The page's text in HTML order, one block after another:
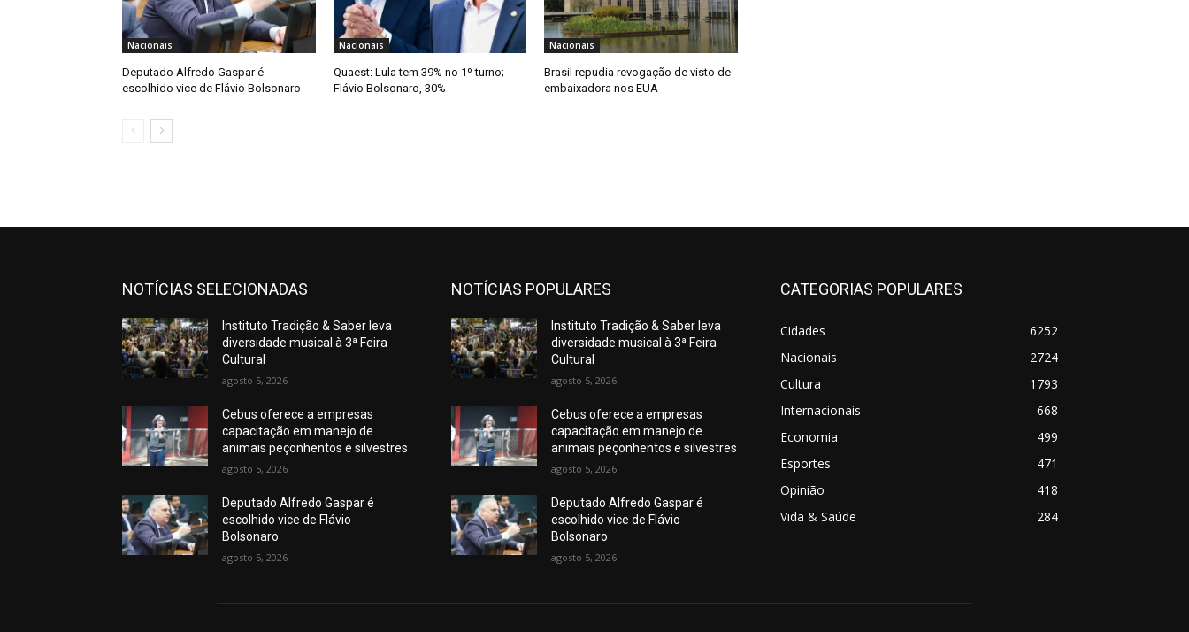
Nacionais
Deputado Alfredo Gaspar é
escolhido vice de Flávio Bolsonaro
Nacionais
Quaest: Lula tem 39% no 1º turno;
Flávio Bolsonaro, 30%
Nacionais
Brasil repudia revogação de visto de
embaixadora nos EUA
NOTÍCIAS SELECIONADAS
Instituto Tradição & Saber leva
diversidade musical à 3ª Feira
Cultural
agosto 5, 2026
Cebus oferece a empresas
capacitação em manejo de
animais peçonhentos e silvestres
agosto 5, 2026
Deputado Alfredo Gaspar é
escolhido vice de Flávio
Bolsonaro
agosto 5, 2026
NOTÍCIAS POPULARES
Instituto Tradição & Saber leva
diversidade musical à 3ª Feira
Cultural
agosto 5, 2026
Cebus oferece a empresas
capacitação em manejo de
animais peçonhentos e silvestres
agosto 5, 2026
Deputado Alfredo Gaspar é
escolhido vice de Flávio
Bolsonaro
agosto 5, 2026
CATEGORIAS POPULARES
Cidades
6252
Nacionais
2724
Cultura
1793
Internacionais
668
Economia
499
Esportes
471
Opinião
418
Vida & Saúde
284